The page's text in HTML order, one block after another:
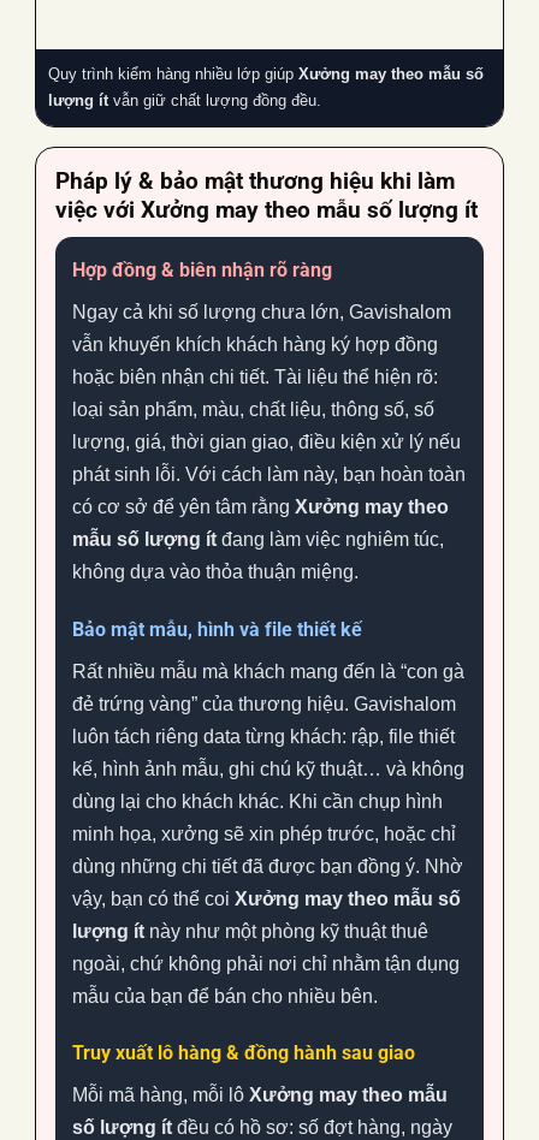
Quy trình kiểm hàng nhiều lớp giúp Xưởng may theo mẫu số
lượng ítvẫn giữ chất lượng đồng đều.
Pháp lý & bảo mật thương hiệu khi làm
việc với Xưởng may theo mẫu số lượng ít
Hợp đồng & biên nhận rõ ràng
Ngay cả khi số lượng chưa lớn, Gavishalom
vẫn khuyến khích khách hàng ký hợp đồng
hoặc biên nhận chi tiết. Tài liệu thể hiện rõ:
loại sản phẩm, màu, chất liệu, thông số, số
lượng, giá, thời gian giao, điều kiện xử lý nếu
phát sinh lỗi. Với cách làm này, bạn hoàn toàn
có cơ sở để yên tâm rằng Xưởng may theo
mẫu số lượng ít đang làm việc nghiêm túc,
không dựa vào thỏa thuận miệng.
Bảo mật mẫu, hình và file thiết kế
Rất nhiều mẫu mà khách mang đến là “con gà
đẻ trứng vàng” của thương hiệu. Gavishalom
luôn tách riêng data từng khách: rập, file thiết
kế, hình ảnh mẫu, ghi chú kỹ thuật… và không
dùng lại cho khách khác. Khi cần chụp hình
minh họa, xưởng sẽ xin phép trước, hoặc chỉ
dùng những chi tiết đã được bạn đồng ý. Nhờ
vậy, bạn có thể coi Xưởng may theo mẫu số
lượng ít này như một phòng kỹ thuật thuê
ngoài, chứ không phải nơi chỉ nhằm tận dụng
mẫu của bạn để bán cho nhiều bên.
Truy xuất lô hàng & đồng hành sau giao
Mỗi mã hàng, mỗi lô Xưởng may theo mẫu
số lượng ít đều có hồ sơ: số đợt hàng, ngày